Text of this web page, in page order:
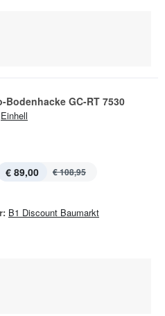
Bodenhacke GC-RT 7530
Einhell
€ 89,00 € 108,95
B1 Discount Baumarkt